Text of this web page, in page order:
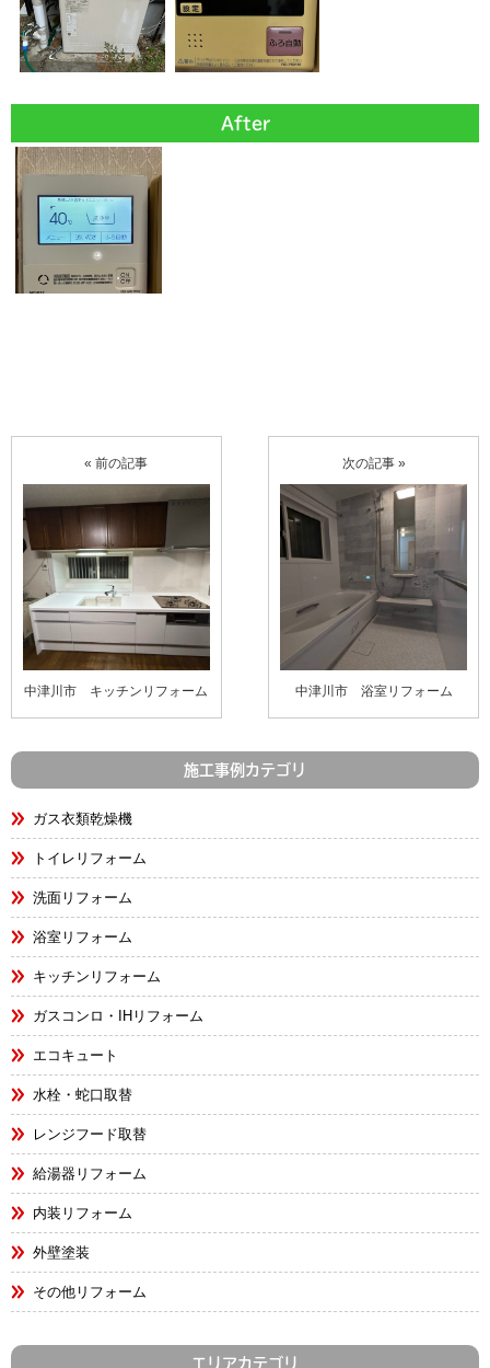
After
« 前の記事
中津川市 キッチンリフォーム
次の記事 »
中津川市 浴室リフォーム
施工事例カテゴリ
ガス衣類乾燥機
トイレリフォーム
洗面リフォーム
浴室リフォーム
キッチンリフォーム
ガスコンロ・IHリフォーム
エコキュート
水栓・蛇口取替
レンジフード取替
給湯器リフォーム
内装リフォーム
外壁塗装
その他リフォーム
エリアカテゴリ